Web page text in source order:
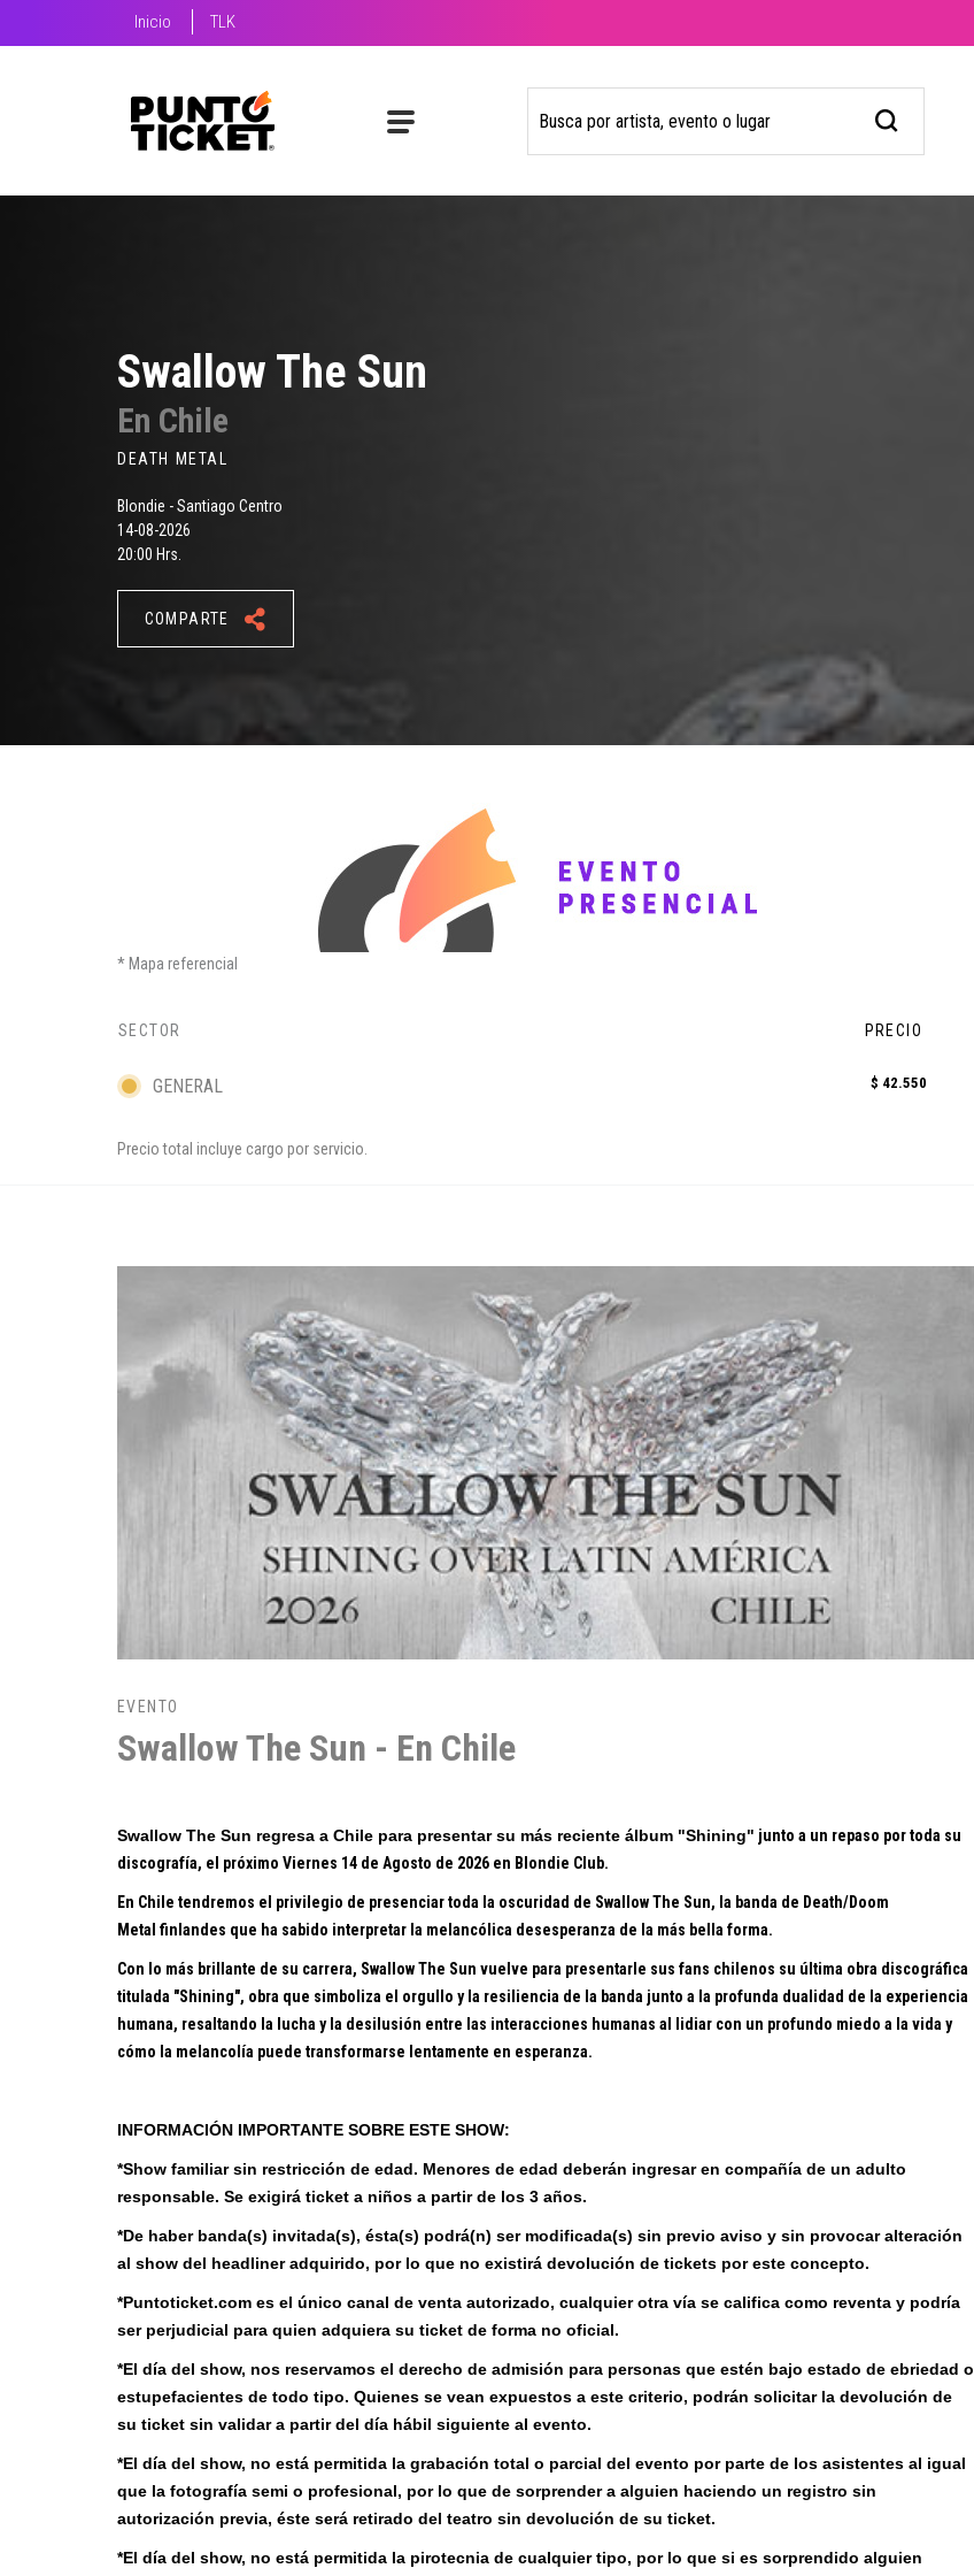
Inicio TLK
Swallow The Sun
En Chile
DEATH METAL
Blondie - Santiago Centro
14-08-2026
20:00 Hrs.
COMPARTE
Mapa referencial
SECTOR PRECIO
GENERAL $ 42.550
Precio total incluye cargo por servicio.
EVENTO
Swallow The Sun - En Chile
Swallow The Sun regresa a Chile para presentar su más reciente álbum "Shining" junto a un repaso por toda su
discografía, el próximo Viernes 14 de Agosto de 2026 en Blondie Club.
En Chile tendremos el privilegio de presenciar toda la oscuridad de Swallow The Sun, la banda de Death/Doom
Metal finlandes que ha sabido interpretar la melancólica desesperanza de la más bella forma.
Con lo más brillante de su carrera, Swallow The Sun vuelve para presentarle sus fans chilenos su última obra discográfica
titulada "Shining", obra que simboliza el orgullo y la resiliencia de la banda junto a la profunda dualidad de la experiencia
humana, resaltando la lucha y la desilusión entre las interacciones humanas al lidiar con un profundo miedo a la vida y
cómo la melancolía puede transformarse lentamente en esperanza.
INFORMACIÓN IMPORTANTE SOBRE ESTE SHOW:
*Show familiar sin restricción de edad. Menores de edad deberán ingresar en compañía de un adulto
responsable. Se exigirá ticket a niños a partir de los 3 años.
*De haber banda(s) invitada(s), ésta(s) podrá(n) ser modificada(s) sin previo aviso y sin provocar alteración
al show del headliner adquirido, por lo que no existirá devolución de tickets por este concepto.
*Puntoticket.com es el único canal de venta autorizado, cualquier otra vía se califica como reventa y podría
ser perjudicial para quien adquiera su ticket de forma no oficial.
*El día del show, nos reservamos el derecho de admisión para personas que estén bajo estado de ebriedad o
estupefacientes de todo tipo. Quienes se vean expuestos a este criterio, podrán solicitar la devolución de
su ticket sin validar a partir del día hábil siguiente al evento.
*El día del show, no está permitida la grabación total o parcial del evento por parte de los asistentes al igual
que la fotografía semi o profesional, por lo que de sorprender a alguien haciendo un registro sin
autorización previa, éste será retirado del teatro sin devolución de su ticket.
*El día del show, no está permitida la pirotecnia de cualquier tipo, por lo que si es sorprendido alguien